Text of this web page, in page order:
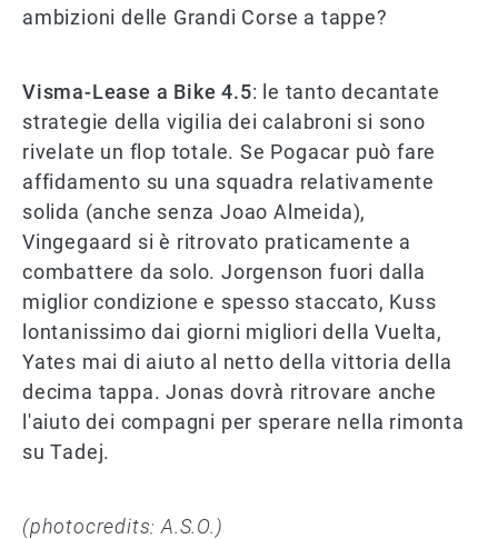
ambizioni delle Grandi Corse a tappe?
Visma-Lease a Bike 4.5: le tanto decantate
strategie della vigilia dei calabroni si sono
rivelate un flop totale. Se Pogacar può fare
affidamento su una squadra relativamente
solida (anche senza Joao Almeida),
Vingegaard si è ritrovato praticamente a
combattere da solo. Jorgenson fuori dalla
miglior condizione e spesso staccato, Kuss
lontanissimo dai giorni migliori della Vuelta,
Yates mai di aiuto al netto della vittoria della
decima tappa. Jonas dovrà ritrovare anche
l'aiuto dei compagni per sperare nella rimonta
su Tadej.
(photocredits: A.S.O.)